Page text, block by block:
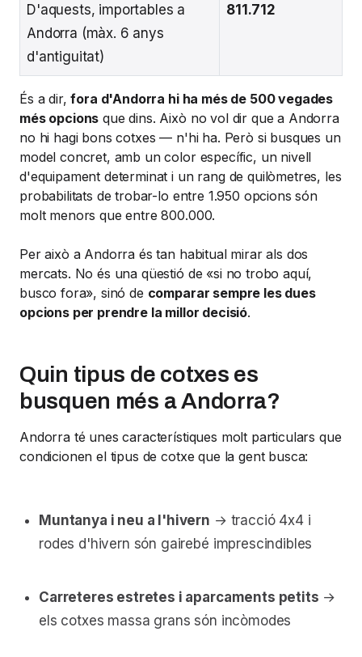
D'aquests, importables a
Andorra (màx. 6 anys
d'antiguitat)
811.712
És a dir,fora d'Andorra hi ha més de 500 vegades
més opcions que dins. Això no vol dir que a Andorra
no hi hagi bons cotxes — n'hi ha. Però si busques un
model concret, amb un color específic, un nivell
d'equipament determinat i un rang de quilòmetres, les
probabilitats de trobar-lo entre 1.950 opcions són
molt menors que entre 800.000.
Per això a Andorra és tan habitual mirar als dos
mercats. No és una qüestió de «si no trobo aquí,
busco fora», sinó de comparar sempre les dues
opcions per prendre la millor decisió.
Quin tipus de cotxes es
busquen més a Andorra?
Andorra té unes característiques molt particulars que
condicionen el tipus de cotxe que la gent busca:
Muntanya i neu a l'hivern → tracció 4x4 i
rodes d'hivern són gairebé imprescindibles
Carreteres estretes i aparcaments petits →
els cotxes massa grans són incòmodes